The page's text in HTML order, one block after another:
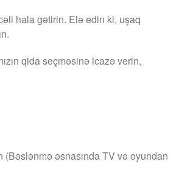
hala gətirin. Elə edin ki, uşaq
qida seçməsinə icazə verin,
(Bəslənmə əsnasında TV və oyundan